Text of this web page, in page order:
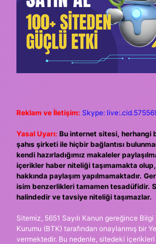
Reklam ve İletişim: Skype:
Yasal Uyarı: Bu internet sitesi, herhangi
şahıs şirketi ile hiçbir bağlantısı
kendi hazırladığımız makaleler
içerikler haber niteliği taşımamakta
hakkında paylaşım yapılmamaktadır.
isim benzerlikleri tamamen tesadüfidir.
halindedir ve tavsiye niteliği taşımazlar.
Sitemiz, 5651 Sayılı Kanun gereğince
Kurumu (BTK) tarafından onaylanmış bir
vermektedir. Bu nedenle, sitedeki